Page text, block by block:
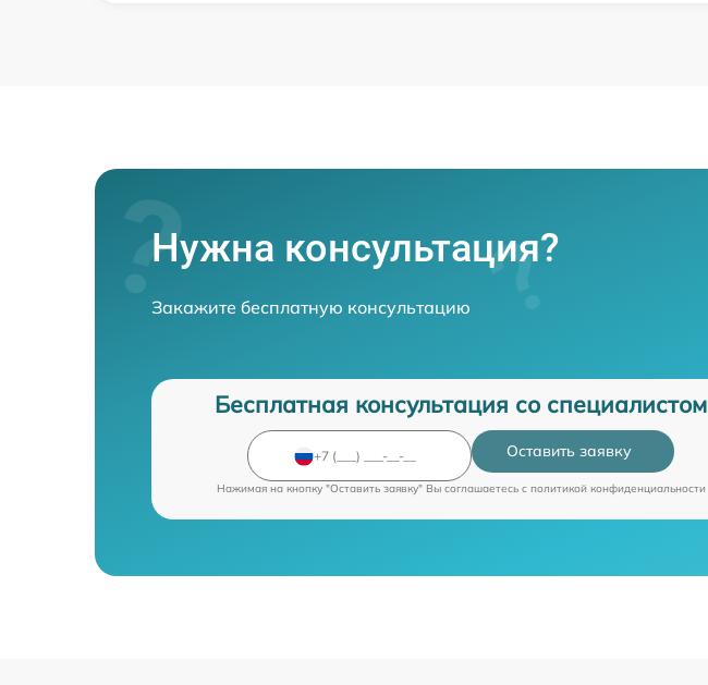
Нужна консультация?
Закажите бесплатную консультацию
Бесплатная консультация со специалистом
Оставить заявку
Нажимая на кнопку "Оставить заявку" Вы соглашаетесь c политикой конфиденциальности